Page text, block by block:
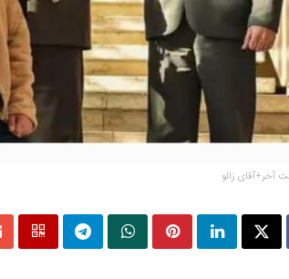
آخر+آقای زالو